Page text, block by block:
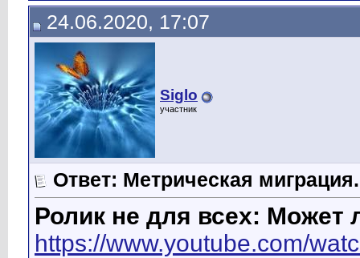
24.06.2020, 17:07
Siglo
участник
Ответ: Метрическая миграция.
Ролик не для всех: Может
https://www.youtube.com/